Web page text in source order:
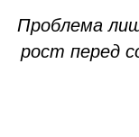
Проблема
рост перед